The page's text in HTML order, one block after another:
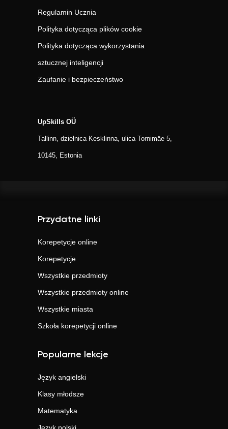
Regulamin Ucznia
Polityka dotycząca plików cookie
Polityka dotycząca wykorzystania
sztucznej inteligencji
Zaufanie i bezpieczeństwo
UpSkills OÜ
Tallinn, dzielnica Kesklinna, ulica Tornimäe 5,
10145, Estonia
Przydatne linki
Korepetycje online
Korepetycje
Wszystkie przedmioty
Wszystkie przedmioty online
Wszystkie miasta
Szkoła korepetycji online
Popularne lekcje
Język angielski
Klasy młodsze
Matematyka